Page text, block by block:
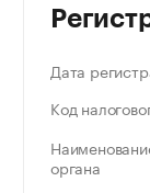
Дата
Код
органа